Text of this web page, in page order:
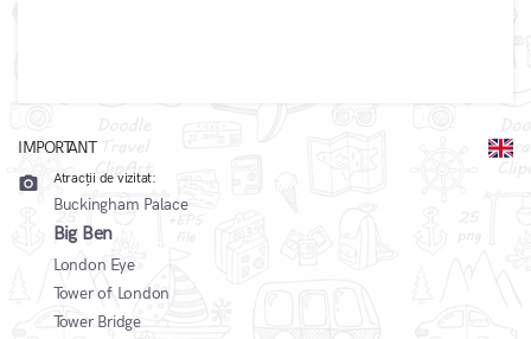
IMPORTANT
camera_alt Atracții de vizitat:
Buckingham Palace
Big Ben
London Eye
Tower of London
Tower Bridge